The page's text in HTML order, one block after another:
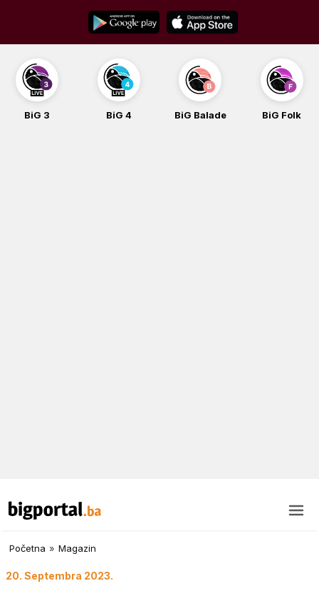
content
BiG 3 BiG 4 BiG Balade BiG Folk
Početna » Magazin
20. Septembra 2023.